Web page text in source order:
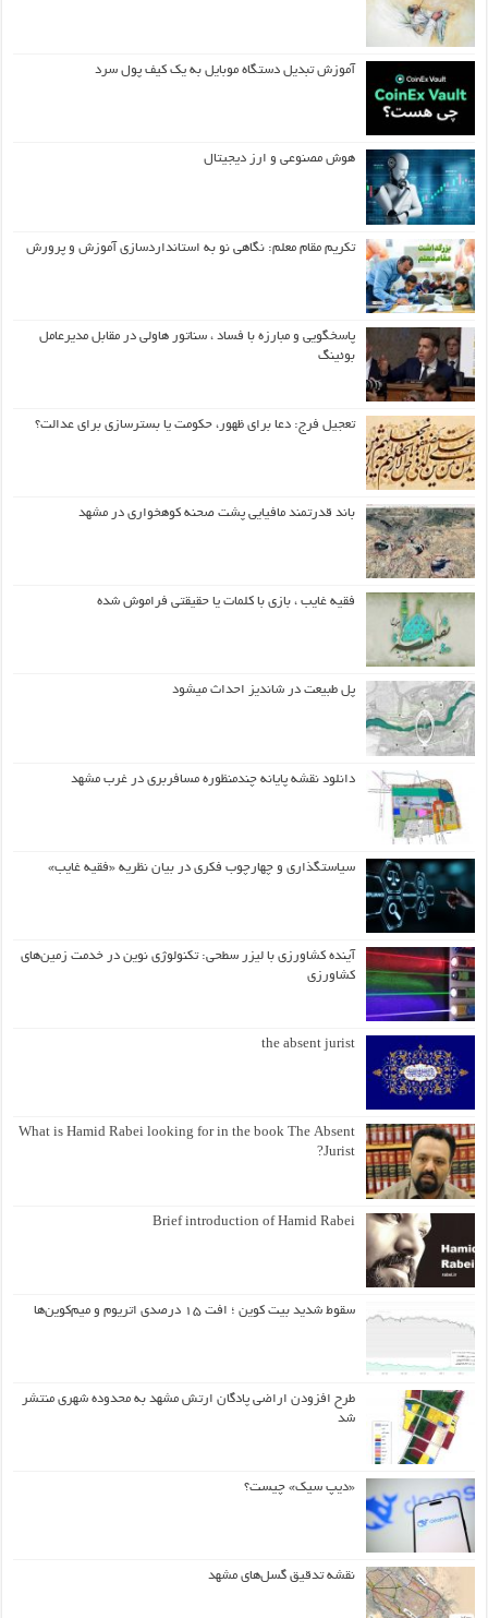
آموزش تبدیل دستگاه موبایل به یک کیف‌ پول سرد
هوش مصنوعی و ارز دیجیتال
تکریم مقام معلم: نگاهی نو به استانداردسازی آموزش و پرورش
پاسخگویی و مبارزه با فساد ، سناتور هاولی در مقابل مدیرعامل
بوئینگ
تعجیل فرج: دعا برای ظهور، حکومت یا بسترسازی برای عدالت؟
باند قدرتمند مافیایی پشت صحنه کوهخواری در مشهد
فقیه غایب ، بازی با کلمات یا حقیقتی فراموش شده
پل طبیعت در شاندیز احداث میشود
دانلود نقشه پایانه چندمنظوره مسافربری در غرب مشهد
سیاستگذاری و چهارچوب فکری در بیان نظریه «فقیه غایب»
آینده کشاورزی با لیزر سطحی: تکنولوژی نوین در خدمت زمین‌های
کشاورزی
the absent jurist
What is Hamid Rabei looking for in the book The Absent
Jurist?
Brief introduction of Hamid Rabei
سقوط شدید بیت کوین ؛ افت ۱۵ درصدی اتریوم و میم‌کوین‌ها
طرح افزودن اراضی پادگان ارتش مشهد به محدوده شهری منتشر
شد
«دیپ سیک» چیست؟
نقشه تدقیق گسل‌های مشهد